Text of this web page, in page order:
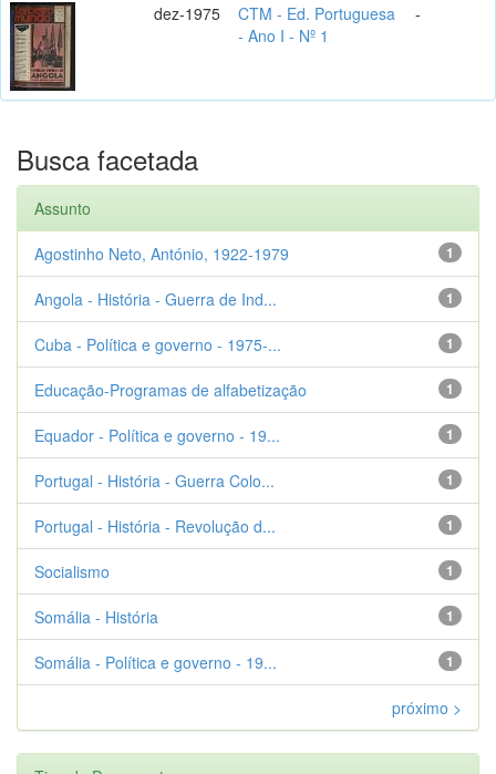
dez-1975
CTM - Ed. Portuguesa
- Ano I - Nº 1
-
Busca facetada
Assunto
1
Agostinho Neto, António, 1922-1979
1
Angola - História - Guerra de Ind...
1
Cuba - Política e governo - 1975-...
1
Educação-Programas de alfabetização
1
Equador - Política e governo - 19...
1
Portugal - História - Guerra Colo...
1
Portugal - História - Revolução d...
1
Socialismo
1
Somália - História
1
Somália - Política e governo - 19...
próximo >